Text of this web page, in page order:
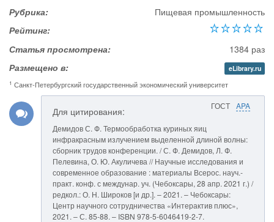
Рубрика:
Пищевая промышленность
Рейтинг:
Статья просмотрена:
1384 раз
Размещено в:
eLibrary.ru
1 Санкт-Петербургский государственный экономический университет
ГОСТ APA
Для цитирования:
Демидов С. Ф. Термообработка куриных яиц
инфракрасным излучением выделенной длиной волны:
сборник трудов конференции. / С. Ф. Демидов, Л. Ф.
Пелевина, О. Ю. Акуличева // Научные исследования и
современное образование : материалы Всерос. науч.-
практ. конф. с междунар. уч. (Чебоксары, 28 апр. 2021 г.) /
редкол.: О. Н. Широков [и др.]. – 2021. – Чебоксары:
Центр научного сотрудничества «Интерактив плюс»,
2021. – С. 85-88. – ISBN 978-5-6046419-2-7.